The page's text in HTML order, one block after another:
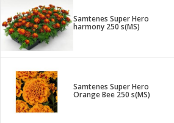
Samtenes Super Hero
harmony 250 s(MS)
Samtenes Super Hero
Orange Bee 250 s(MS)